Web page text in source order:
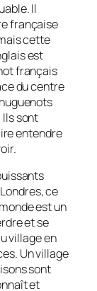
Il
française
cette
est
français
du centre
sont
entendre
ce
est un
et se
village en
Un village
sont
et